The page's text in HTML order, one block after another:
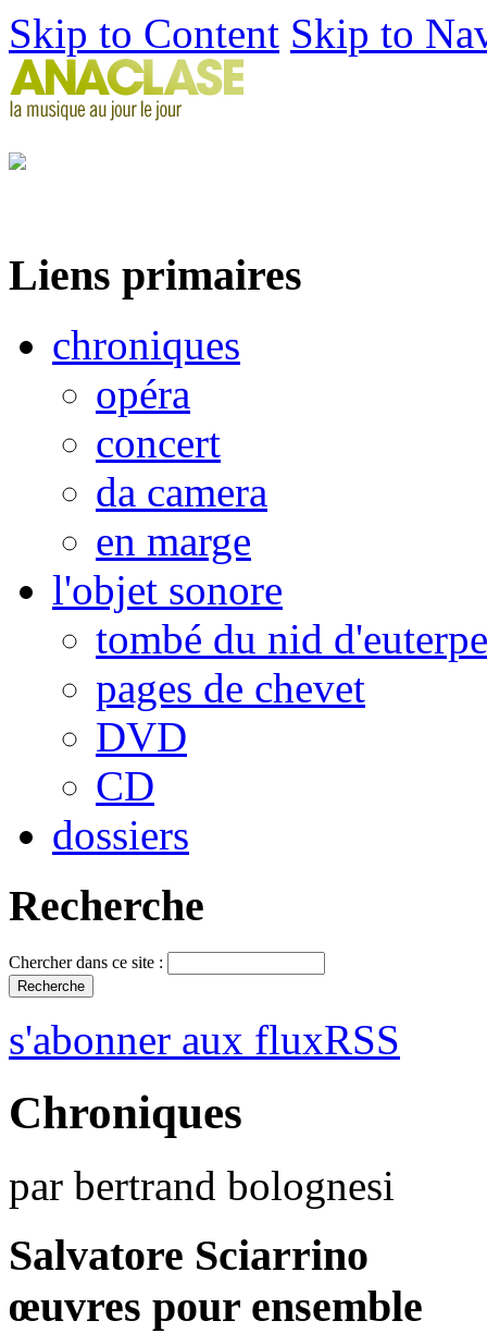
Skip to Content Skip to
Liens primaires
chroniques
opéra
concert
da camera
en marge
l'objet sonore
tombé du nid d'euterpe
pages de chevet
DVD
CD
dossiers
Recherche
Chercher dans ce site :
s'abonner aux fluxRSS
Chroniques
par bertrand bolognesi
Salvatore Sciarrino
œuvres pour ensemble